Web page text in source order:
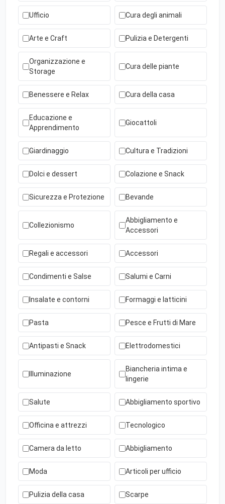
Ufficio Cura degli animali
Arte e Craft Pulizia e Detergenti
Organizzazione e
Storage
Cura delle piante
Benessere e Relax Cura della casa
Educazione e
Apprendimento
Giocattoli
Giardinaggio Cultura e Tradizioni
Dolci e dessert Colazione e Snack
Sicurezza e Protezione Bevande
Collezionismo
Abbigliamento e
Accessori
Regali e accessori Accessori
Condimenti e Salse Salumi e Carni
Insalate e contorni Formaggi e latticini
Pasta Pesce e Frutti di Mare
Antipasti e Snack Elettrodomestici
Illuminazione
Biancheria intima e
lingerie
Salute Abbigliamento sportivo
Officina e attrezzi Tecnologico
Camera da letto Abbigliamento
Moda Articoli per ufficio
Pulizia della casa Scarpe